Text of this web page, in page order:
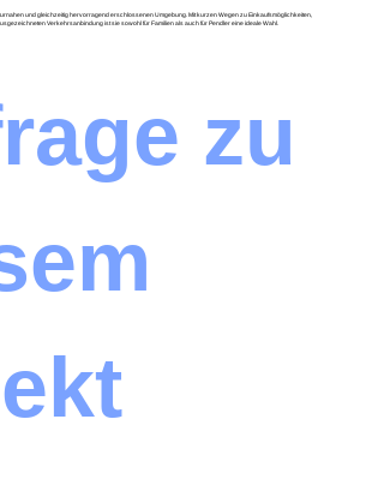
und gleichzeitig hervorragend erschlossenen Umgebung. Mit kurzen Wegen zu Einkaufsmöglichkeiten,
Verkehrsanbindung ist sie sowohl für Familien als auch für Pendler eine ideale Wahl.
zu